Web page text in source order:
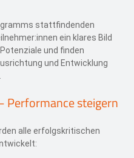
stattfindenden
ein klares Bild
und finden
und Entwicklung
Performance steigern
alle erfolgskritischen